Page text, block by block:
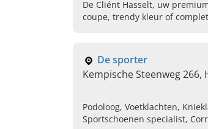
De Cliént Hasselt, uw
coupe, trendy kleur of
De sporter
Kempische Steenweg 266,
Podoloog, Voetklachten,
Sportschoenen specialist,